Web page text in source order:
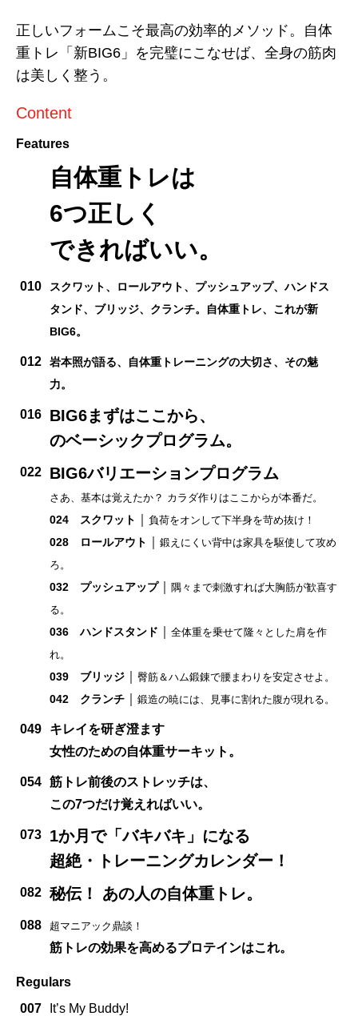
正しいフォームこそ最高の効率的メソッド。自体
重トレ「新BIG6」を完璧にこなせば、全身の筋肉
は美しく整う。
Content
Features
自体重トレは
6つ正しく
できればいい。
010
スクワット、ロールアウト、プッシュアップ、ハンドス
タンド、ブリッジ、クランチ。自体重トレ、これが新
BIG6。
012
岩本照が語る、自体重トレーニングの大切さ、その魅
力。
016
BIG6まずはここから、
のベーシックプログラム。
022 BIG6バリエーションプログラム
さあ、基本は覚えたか？ カラダ作りはここからが本番だ。
024 スクワット 負荷をオンして下半身を苛め抜け！
028 ロールアウト
鍛えにくい背中は家具を駆使して攻め
ろ。
032 プッシュアップ｜ 隅々まで刺激すれば大胸筋が歓喜す
る。
036 ハンドスタンド
全体重を乗せて隆々とした肩を作
れ。
039 ブリッジ 臀筋＆ハム鍛錬で腰まわりを安定させよ。
042 クランチ 鍛造の暁には、見事に割れた腹が現れる。
049
キレイを研ぎ澄ます
女性のための自体重サーキット。
054 筋トレ前後のストレッチは、
この7つだけ覚えればいい。
073
1か月で「バキバキ」になる
超絶・トレーニングカレンダー！
082 秘伝！ あの人の自体重トレ。
088 超マニアック鼎談！
筋トレの効果を高めるプロテインはこれ。
Regulars
007
It’s My Buddy!